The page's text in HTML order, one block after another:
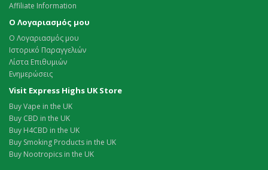
Affiliate Information
Ο Λογαριασμός μου
Ο Λογαριασμός μου
Ιστορικό Παραγγελιών
Λίστα Επιθυμιών
Ενημερώσεις
Visit Express Highs UK Store
Buy Vape in the UK
Buy CBD in the UK
Buy H4CBD in the UK
Buy Smoking Products in the UK
Buy Nootropics in the UK